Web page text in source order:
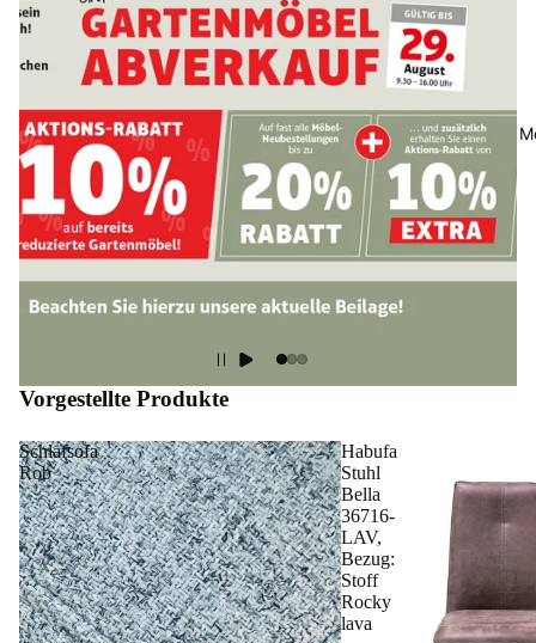
Vorgestellte Produkte
Schlafsofa
Rob
Habufa
Stuhl
Bella
36716-
LAV,
Bezug:
Stoff
Rocky
lava